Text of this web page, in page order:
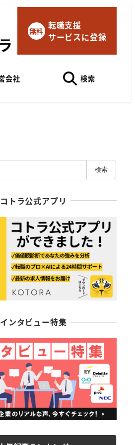
マイページにログイン
無料 転職支援
サービスに登録
会社 検索
検索
コトラ公式アプリ
インタビュー特集